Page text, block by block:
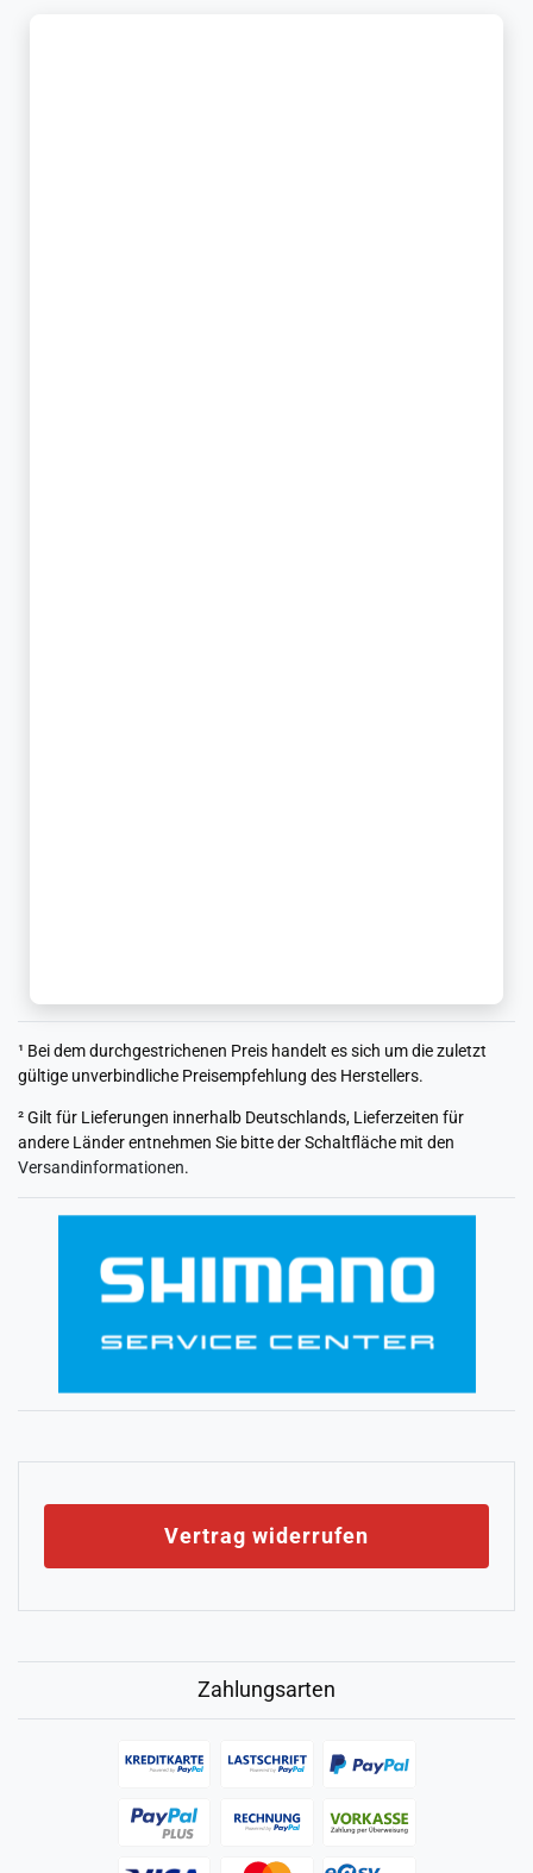
¹ Bei dem durchgestrichenen Preis handelt es sich um die zuletzt
gültige unverbindliche Preisempfehlung des Herstellers.
² Gilt für Lieferungen innerhalb Deutschlands, Lieferzeiten für
andere Länder entnehmen Sie bitte der Schaltfläche mit den
Versandinformationen.
Vertrag widerrufen
Zahlungsarten